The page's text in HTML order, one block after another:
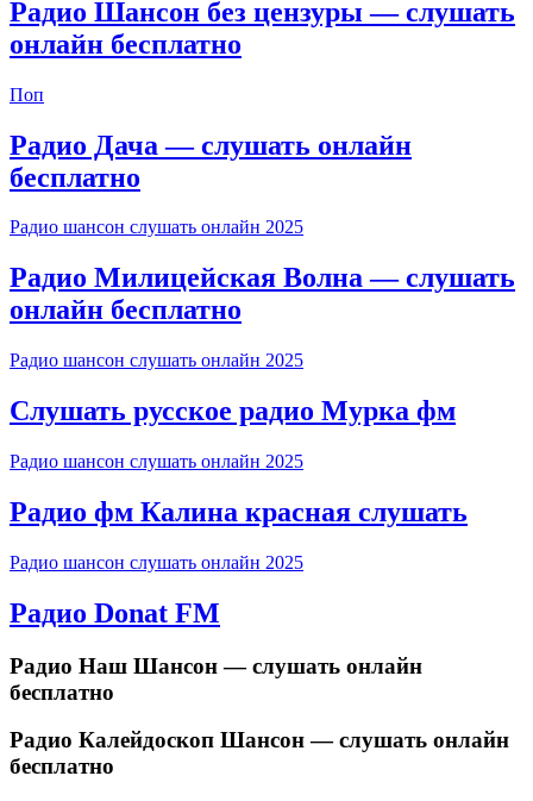
Радио Шансон без цензуры — слушать
онлайн бесплатно
Поп
Радио Дача — слушать онлайн
бесплатно
Радио шансон слушать онлайн 2025
Радио Милицейская Волна — слушать
онлайн бесплатно
Радио шансон слушать онлайн 2025
Слушать русское радио Мурка фм
Радио шансон слушать онлайн 2025
Радио фм Калина красная слушать
Радио шансон слушать онлайн 2025
Радио Donat FM
Радио Наш Шансон — слушать онлайн
бесплатно
Радио Калейдоскоп Шансон — слушать онлайн
бесплатно